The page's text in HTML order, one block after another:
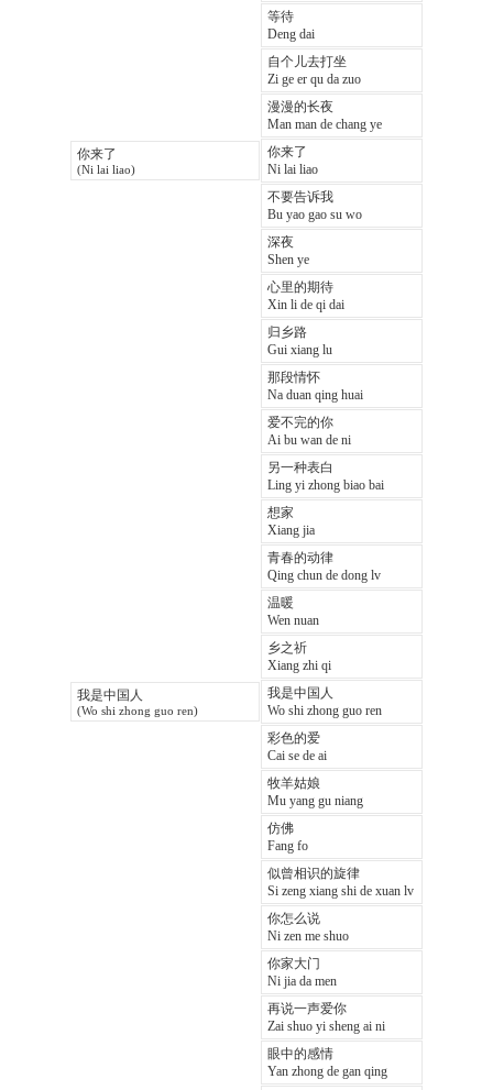
等待
Deng dai
自个儿去打坐
Zi ge er qu da zuo
漫漫的长夜
Man man de chang ye
你来了
(Ni lai liao)
你来了
Ni lai liao
不要告诉我
Bu yao gao su wo
深夜
Shen ye
心里的期待
Xin li de qi dai
归乡路
Gui xiang lu
那段情怀
Na duan qing huai
爱不完的你
Ai bu wan de ni
另一种表白
Ling yi zhong biao bai
想家
Xiang jia
青春的动律
Qing chun de dong lv
温暖
Wen nuan
乡之祈
Xiang zhi qi
我是中国人
(Wo shi zhong guo ren)
我是中国人
Wo shi zhong guo ren
彩色的爱
Cai se de ai
牧羊姑娘
Mu yang gu niang
仿佛
Fang fo
似曾相识的旋律
Si zeng xiang shi de xuan lv
你怎么说
Ni zen me shuo
你家大门
Ni jia da men
再说一声爱你
Zai shuo yi sheng ai ni
眼中的感情
Yan zhong de gan qing